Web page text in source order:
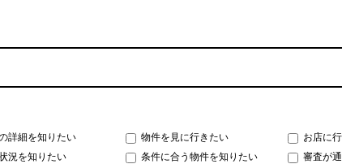
詳細を知りたい 物件を見に行きたい
お店に
況を知りたい
条件に合う物件を知りたい
審査が